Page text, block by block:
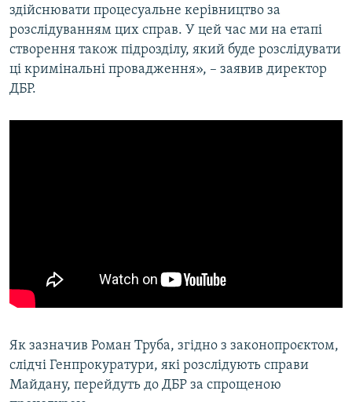
здійснювати процесуальне керівництво за
розслідуванням цих справ. У цей час ми на етапі
створення також підрозділу, який буде розслідувати
ці кримінальні провадження», – заявив директор
ДБР.
Як зазначив Роман Труба, згідно з законопроєктом,
слідчі Генпрокуратури, які розслідують справи
Майдану, перейдуть до ДБР за спрощеною